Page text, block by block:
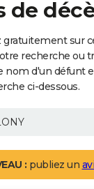
de
gratuitement sur
recherche ou
nom d'un défunt
ci-dessous.
: publiez un